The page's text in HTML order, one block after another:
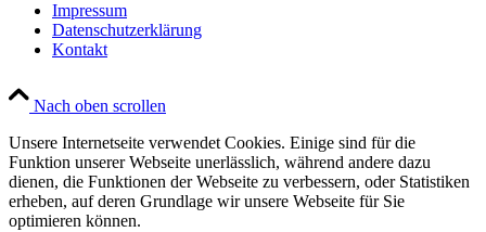
Impressum
Datenschutzerklärung
Kontakt
Nach oben scrollen
Unsere Internetseite verwendet Cookies. Einige sind für die
Funktion unserer Webseite unerlässlich, während andere dazu
dienen, die Funktionen der Webseite zu verbessern, oder Statistiken
erheben, auf deren Grundlage wir unsere Webseite für Sie
optimieren können.